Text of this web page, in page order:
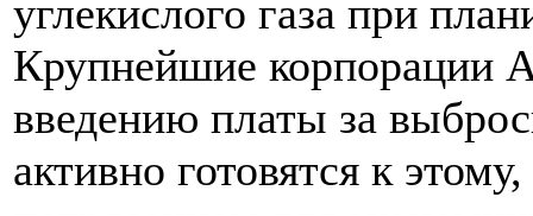
углекислого газа при
Крупнейшие корпорации
введению платы за
активно готовятся к